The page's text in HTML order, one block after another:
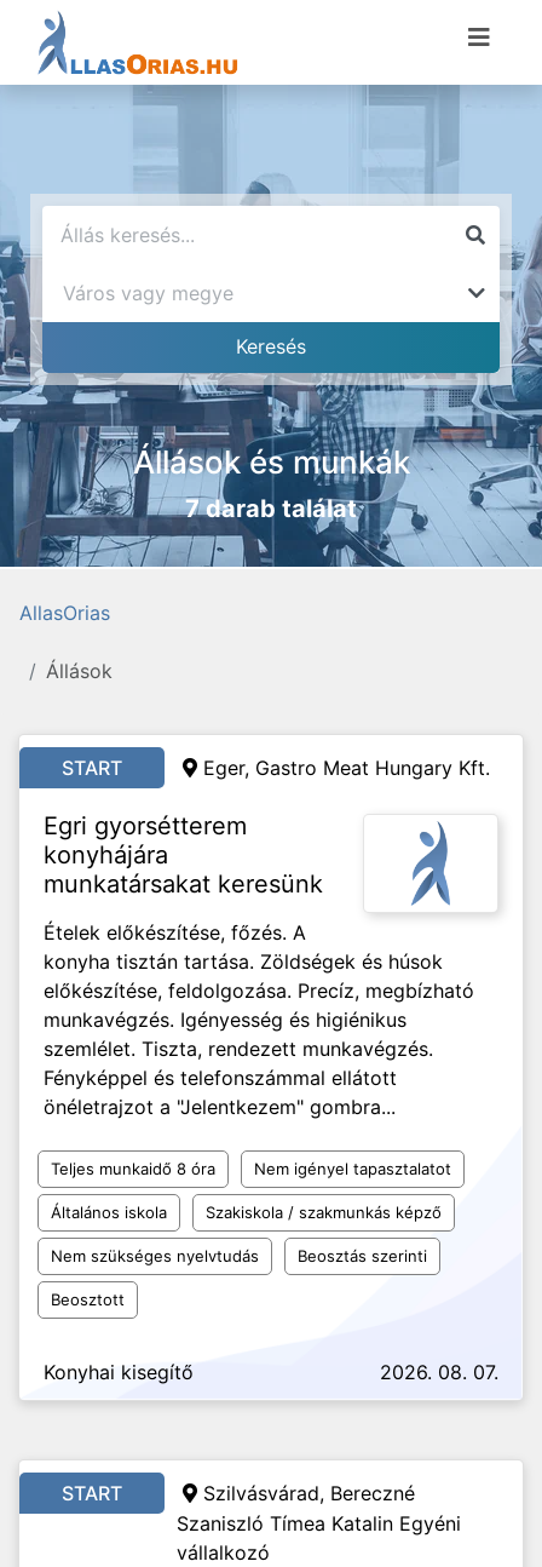
Állások és munkák
7 darab találat
AllasOrias
Állások
START Eger, Gastro Meat Hungary Kft.
Egri gyorsétterem
konyhájára
munkatársakat keresünk
Ételek előkészítése, főzés. A
konyha tisztán tartása. Zöldségek és húsok
előkészítése, feldolgozása. Precíz, megbízható
munkavégzés. Igényesség és higiénikus
szemlélet. Tiszta, rendezett munkavégzés.
Fényképpel és telefonszámmal ellátott
önéletrajzot a "Jelentkezem" gombra...
Teljes munkaidő 8 óra Nem igényel tapasztalatot
Általános iskola Szakiskola / szakmunkás képző
Nem szükséges nyelvtudás Beosztás szerinti
Beosztott
Konyhai kisegítő 2026. 08. 07.
START
Szilvásvárad, Bereczné
Szaniszló Tímea Katalin Egyéni
vállalkozó